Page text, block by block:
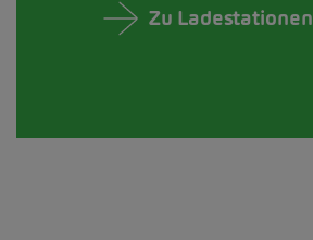
Zu Ladestationen